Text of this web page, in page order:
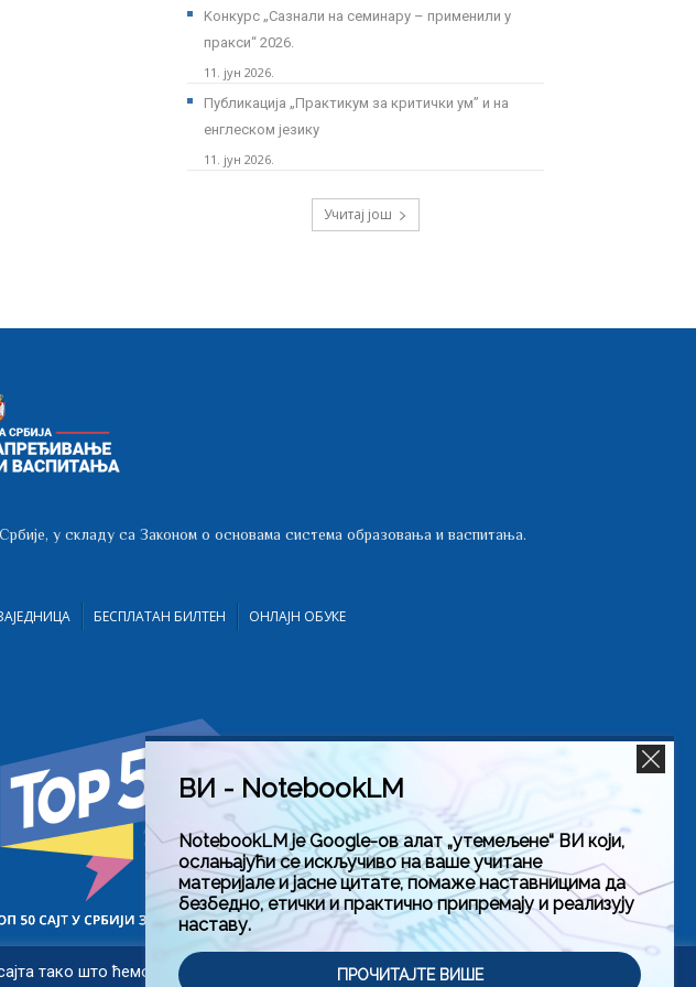
Kонкурс „Сазнали на семинару – применили у
пракси“ 2026.
11. јун 2026.
Публикација „Практикум за критички ум” и на
енглеском језику
11. јун 2026.
Учитај још
у складу са Законом о основама система образовања и васпитања.
БЕСПЛАТАН БИЛТЕН ОНЛАЈН ОБУКЕ
тако што ћемо запамтити
ВИ - NotebookLM
NotebookLM је Google-ов алат „утемељене“ ВИ који,
ослањајући се искључиво на ваше учитане
материјале и јасне цитате, помаже наставницима да
безбедно, етички и практично припремају и реализују
наставу.
ПРОЧИТАЈТЕ ВИШЕ